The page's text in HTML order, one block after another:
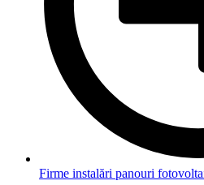
Firme instalări panouri